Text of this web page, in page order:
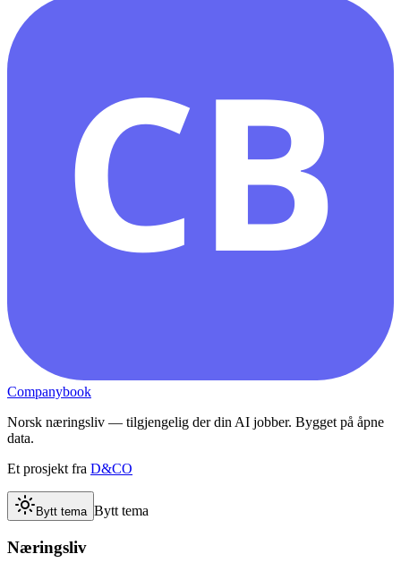
CB
Companybook
Norsk næringsliv — tilgjengelig der din AI jobber. Bygget på åpne
data.
Et prosjekt fra D&CO
Bytt tema Bytt tema
Næringsliv